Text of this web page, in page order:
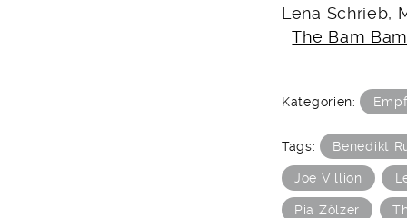
Lena Schrieb,
The Bam
Kategorien:
Tags: Benedikt
Joe Villion
Pia Zölzer